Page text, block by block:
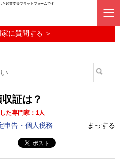
た起業支援プラットフォームです
ービス
に質問する ＞
証は？
た専門家：1人
申告・個人税務 まっする